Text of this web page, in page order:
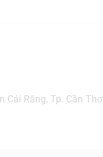
Cái Răng, Tp. Cần Thơ